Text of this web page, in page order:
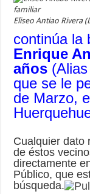
Eliseo Antiao Rivera
continúa la
Enrique
años
que se le
de Marzo,
Cualquier dato
de éstos
directamente
Público, que
búsqueda.